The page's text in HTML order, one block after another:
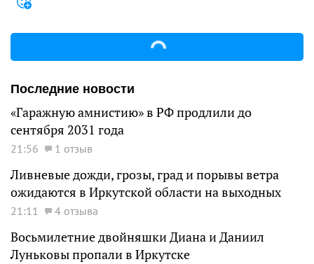
Последние новости
«Гаражную амнистию» в РФ продлили до
сентября 2031 года
21:56 1 отзыв
Ливневые дожди, грозы, град и порывы ветра
ожидаются в Иркутской области на выходных
21:11 4 отзыва
Восьмилетние двойняшки Диана и Даниил
Луньковы пропали в Иркутске